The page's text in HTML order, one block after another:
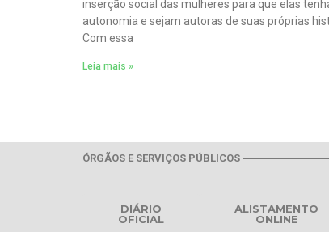
inserção social das mulheres para que elas
autonomia e sejam autoras de suas próprias
Com essa
Leia mais »
ÓRGÃOS E SERVIÇOS PÚBLICOS
DIÁRIO
OFICIAL
ALISTAMENTO
ONLINE